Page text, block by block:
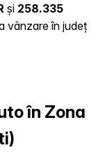
și 258.335
vânzare în județ
în Zona